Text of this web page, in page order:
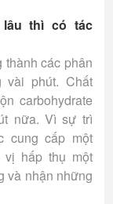
lâu thì có tác
thành các phân
phút. Chất
carbohydrate
nữa. Vì sự trì
cung cấp một
hấp thụ một
và nhận những